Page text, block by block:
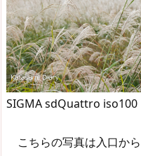
SIGMA sdQuattro iso100
こちらの写真は入口か